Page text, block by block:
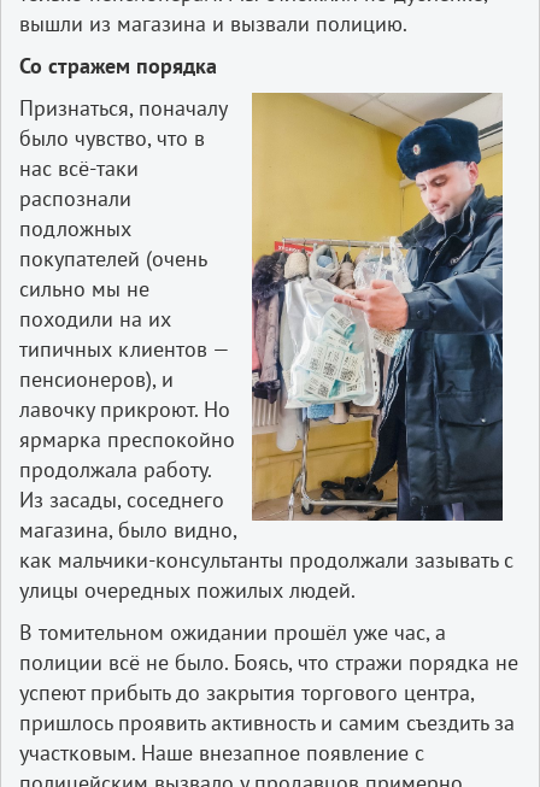
вышли из магазина и вызвали полицию.
Со стражем порядка
Признаться, поначалу
было чувство, что в
нас всё-таки
распознали
подложных
покупателей (очень
сильно мы не
походили на их
типичных клиентов —
пенсионеров), и
лавочку прикроют. Но
ярмарка преспокойно
продолжала работу.
Из засады, соседнего
магазина, было видно,
как мальчики-консультанты продолжали зазывать с
улицы очередных пожилых людей.
В томительном ожидании прошёл уже час, а
полиции всё не было. Боясь, что стражи порядка не
успеют прибыть до закрытия торгового центра,
пришлось проявить активность и самим съездить за
участковым. Наше внезапное появление с